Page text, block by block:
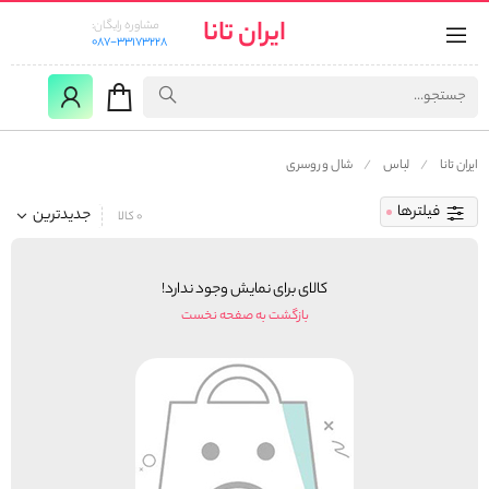
ایران تانا
مشاوره رایگان:
087-33173228
ایران تانا لباس شال و روسری
فیلترها جدیدترین 0 کالا
کالای برای نمایش وجود ندارد!
بازگشت به صفحه نخست